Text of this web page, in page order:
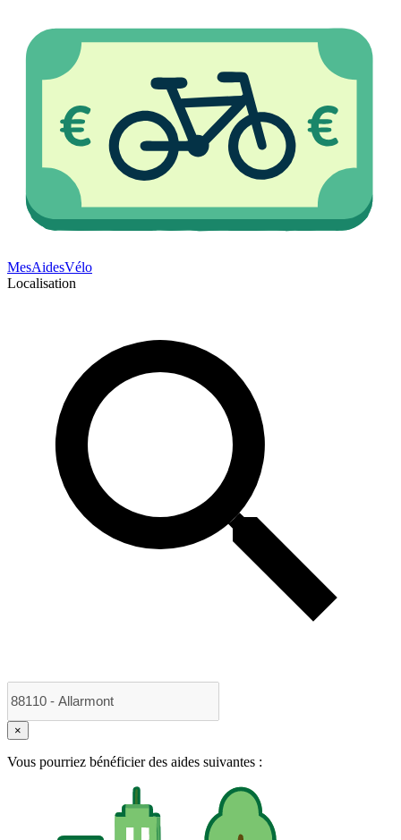
MesAidesVélo
Localisation
×
Vous pourriez bénéficier des aides suivantes :